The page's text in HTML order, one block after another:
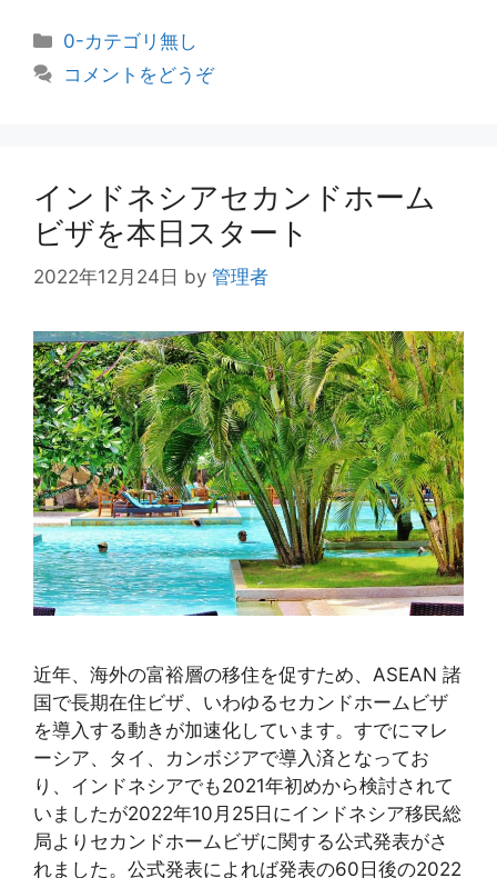
カ
0-カテゴリ無し
コメントをどうぞ
インドネシアセカンドホーム
ビザを本日スタート
2022年12月24日 by 管理者
近年、海外の富裕層の移住を促すため、ASEAN 諸
国で長期在住ビザ、いわゆるセカンドホームビザ
を導入する動きが加速化しています。すでにマレ
ーシア、タイ、カンボジアで導入済となってお
り、インドネシアでも2021年初めから検討されて
いましたが2022年10月25日にインドネシア移民総
局よりセカンドホームビザに関する公式発表がさ
れました。公式発表によれば発表の60日後の2022